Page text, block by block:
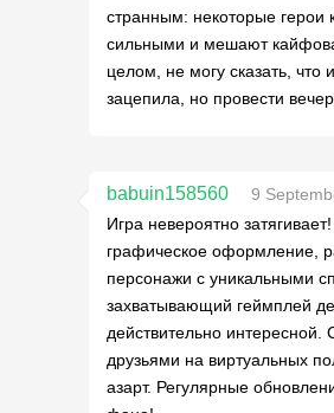
странным: некоторые герои
сильными и мешают
целом, не могу сказать, что
зацепила, но провести
babuin158560
9
Игра невероятно
графическое оформление,
персонажи с уникальными
захватывающий геймплей
действительно интересной.
друзьями на виртуальных
азарт. Регулярные